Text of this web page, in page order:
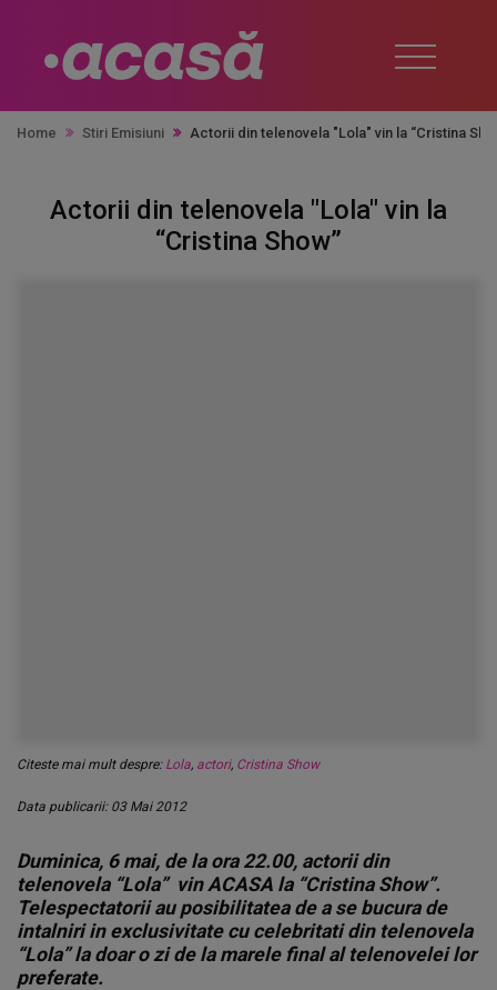
Home Stiri Emisiuni Actorii din telenovela "Lola" vin la “Cristina
Actorii din telenovela "Lola" vin la
“Cristina Show”
Citeste mai mult despre: Lola, actori, Cristina Show
Data publicarii: 03 Mai 2012
Duminica, 6 mai, de la ora 22.00, actorii din
telenovela “Lola” vin ACASA la “Cristina Show”.
Telespectatorii au posibilitatea de a se bucura de
intalniri in exclusivitate cu celebritati din telenovela
“Lola” la doar o zi de la marele final al telenovelei lor
preferate.